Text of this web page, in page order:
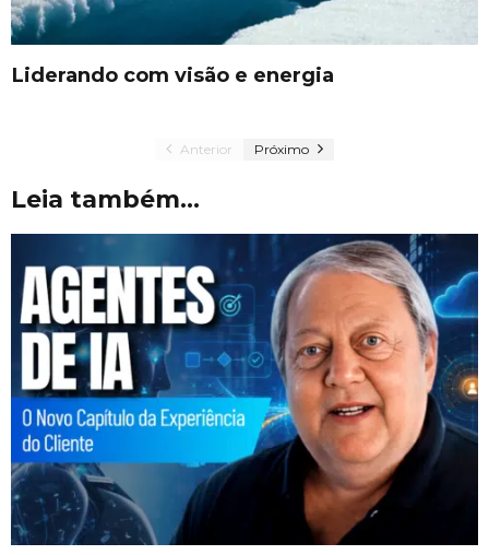
Liderando com visão e energia
Anterior Próximo
Leia também...